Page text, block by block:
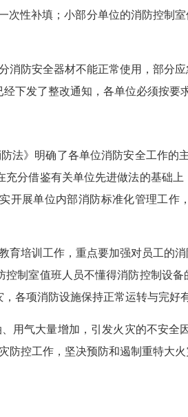
次性补填；小部分单位的消防控制
防安全器材不能正常使用，部分
下发了整改通知，各单位必须按要
》明确了各单位消防安全工作的
分借鉴有关单位先进做法的基础
开展单位内部消防标准化管理工
培训工作，重点要加强对员工的
制室值班人员不懂得消防控制设
各项消防设施保持正常运转与完好有
气大量增加，引发火灾的不安全
控工作，坚决预防和遏制重特大火